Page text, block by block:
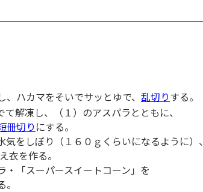
ハカマをそいでサッとゆで、 乱切りする。
て解凍し、（１）のアスパラとともに、
冊切り にする。
をしぼり（１６０ｇくらいになるように）、
衣を作る。
・「スーパースイートコーン」を